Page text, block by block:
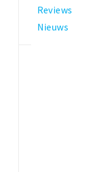
Reviews
Nieuws